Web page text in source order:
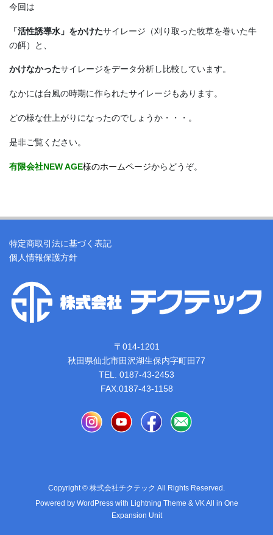
今回は
「活性誘導水」をかけたサイレージ（刈り取った牧草を巻いた牛
の餌）と、
かけなかったサイレージをデータ分析し比較しています。
なかには台風の時期に作られたサイレージもあります。
どの様な仕上がりになったのでしょうか・・・。
是非ご覧ください。
有限会社NEW AGE様のホームページからどうぞ。
特定商取引法に基づく表記
個人情報保護方針
〒014-1201
秋田県仙北市田沢湖生保内字町田77
TEL. 0187-43-2453
FAX.0187-43-1158
Copyright © 株式会社チクテック All Rights Reserved.
Powered by WordPresswith Lightning Theme & VK All in One
Expansion Unit